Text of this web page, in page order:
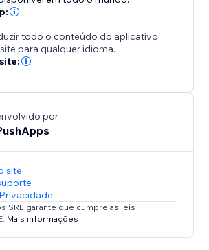
todo o conteúdo do aplicativo
para qualquer idioma.
por
site
SRL garante que cumpre as leis
Mais informações